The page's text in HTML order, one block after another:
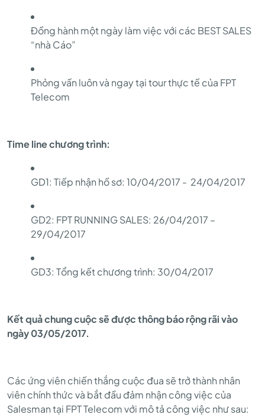
Đồng hành một ngày làm việc với các BEST SALES
“nhà Cáo”
Phỏng vấn luôn và ngay tại tour thực tế của FPT
Telecom
Time line chương trình:
GD1: Tiếp nhận hồ sơ: 10/04/2017 - 24/04/2017
GD2: FPT RUNNING SALES: 26/04/2017 –
29/04/2017
GD3: Tổng kết chương trình: 30/04/2017
Kết quả chung cuộc sẽ được thông báo rộng rãi vào
ngày 03/05/2017.
Các ứng viên chiến thắng cuộc đua sẽ trở thành nhân
viên chính thức và bắt đầu đảm nhận công việc của
Salesman tại FPT Telecom với mô tả công việc như sau: